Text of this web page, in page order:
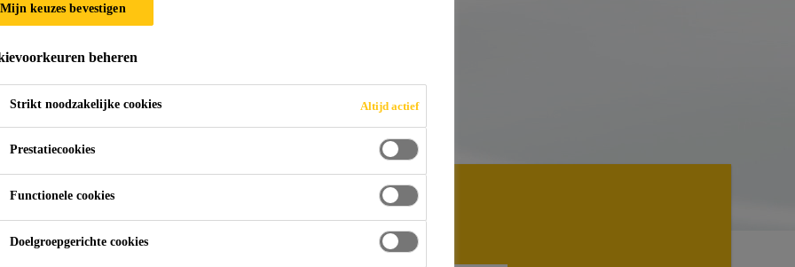
Wij helpen u graag!
Mijn keuzes bevestigen
beheren
Strikt noodzakelijke cookies Altijd actief
Prestatiecookies
Functionele cookies
Doelgroepgerichte cookies